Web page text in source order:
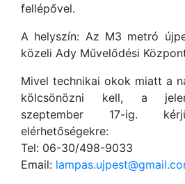
fellépővel.
A helyszín: Az M3 metró
közeli Ady Művelődési
Mivel technikai okok miatt a
kölcsönözni kell, a
szeptember 17-ig.
elérhetőségekre:
Tel: 06-30/498-9033
Email: